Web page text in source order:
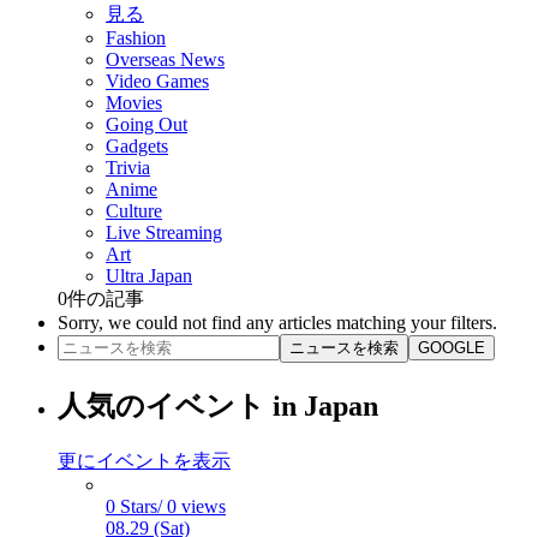
見る
Fashion
Overseas News
Video Games
Movies
Going Out
Gadgets
Trivia
Anime
Culture
Live Streaming
Art
Ultra Japan
0件の記事
Sorry, we could not find any articles matching your filters.
ニュースを検索 GOOGLE
人気のイベント in Japan
更にイベントを表示
0 Stars/ 0 views
08.29 (Sat)